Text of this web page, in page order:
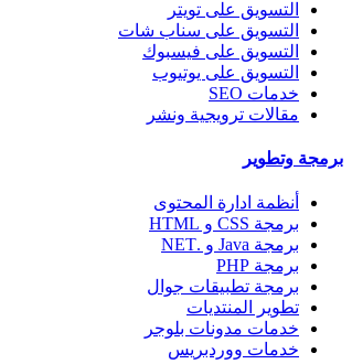
التسويق على تويتر
التسويق على سناب شات
التسويق على فيسبوك
التسويق على يوتيوب
خدمات SEO
مقالات ترويجية ونشر
برمجة وتطوير
أنظمة ادارة المحتوى
برمجة CSS و HTML
برمجة Java و .NET
برمجة PHP
برمجة تطبيقات جوال
تطوير المنتديات
خدمات مدونات بلوجر
خدمات ووردبريس